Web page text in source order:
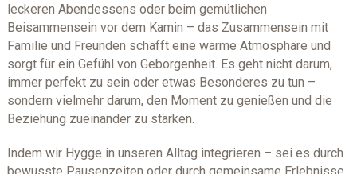
leckeren Abendessens oder beim gemütlichen
Beisammensein vor dem Kamin – das Zusammensein mit
Familie und Freunden schafft eine warme Atmosphäre und
sorgt für ein Gefühl von Geborgenheit. Es geht nicht darum,
immer perfekt zu sein oder etwas Besonderes zu tun –
sondern vielmehr darum, den Moment zu genießen und die
Beziehung zueinander zu stärken.
Indem wir Hygge in unseren Alltag integrieren – sei es durch